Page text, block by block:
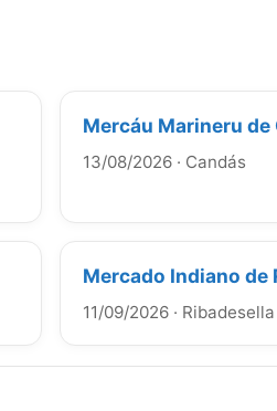
Mercáu Marineru
13/08/2026 · Candás
Mercado Indiano
11/09/2026 · Ribadesella